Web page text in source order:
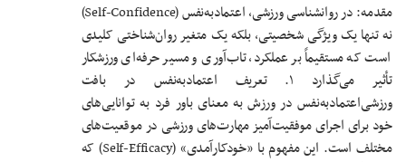
مقدمه:
در روانشناسی ورزشی، اعتمادبه‌نفس (Self-Confidence)
نه تنها یک ویژگی شخصیتی، بلکه یک متغیر روان‌شناختی کلیدی
است که مستقیماً بر عملکرد، تاب‌آوری و مسیر حرفه‌ای ورزشکار
تأثیر می‌گذارد
۱. تعریف اعتمادبه‌نفس در بافت
ورزشیاعتمادبه‌نفس در ورزش به معنای باور فرد به توانایی‌های
خود برای اجرای موفقیت‌آمیز مهارت‌های ورزشی در موقعیت‌های
مختلف است. این مفهوم با «خودکارآمدی» (Self-Efficacy) که